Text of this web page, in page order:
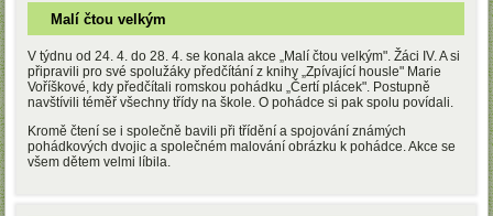
Malí čtou velkým
V týdnu od 24. 4. do 28. 4. se konala akce „Malí čtou velkým". Žáci IV. A si
připravili pro své spolužáky předčítání z knihy „Zpívající housle" Marie
Voříškové, kdy předčítali romskou pohádku „Čertí plácek". Postupně
navštívili téměř všechny třídy na škole. O pohádce si pak spolu povídali.
Kromě čtení se i společně bavili při třídění a spojování známých
pohádkových dvojic a společném malování obrázku k pohádce. Akce se
všem dětem velmi líbila.